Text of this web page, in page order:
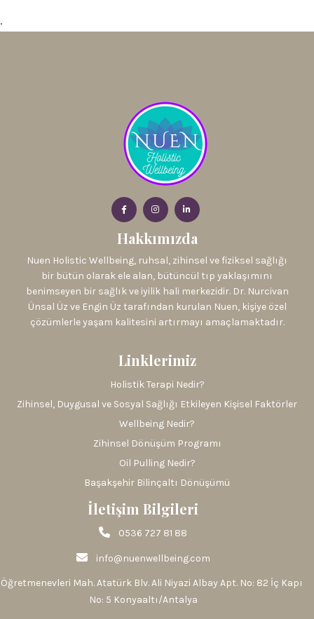
.
Hakkımızda
Nuen Holistic Wellbeing, ruhsal, zihinsel ve fiziksel sağlığı
bir bütün olarak ele alan, bütüncül tıp yaklaşımını
benimseyen bir sağlık ve iyilik hali merkezidir. Dr. Nurcivan
Ünsal Üz ve Engin Üz tarafından kurulan Nuen, kişiye özel
çözümlerle yaşam kalitesini artırmayı amaçlamaktadır.
Linklerimiz
Holistik Terapi Nedir?
Zihinsel, Duygusal ve Sosyal Sağlığı Etkileyen Kişisel Faktörler
Wellbeing Nedir?
Zihinsel Dönüşüm Programı
Oil Pulling Nedir?
Başakşehir Bilinçaltı Dönüşümü
İletişim Bilgileri
0536 727 81 88
info@nuenwellbeing.com
Öğretmenevleri Mah. Atatürk Blv. Ali Niyazi Albay Apt. No: 82 İç Kapı
No: 5 Konyaaltı/Antalya